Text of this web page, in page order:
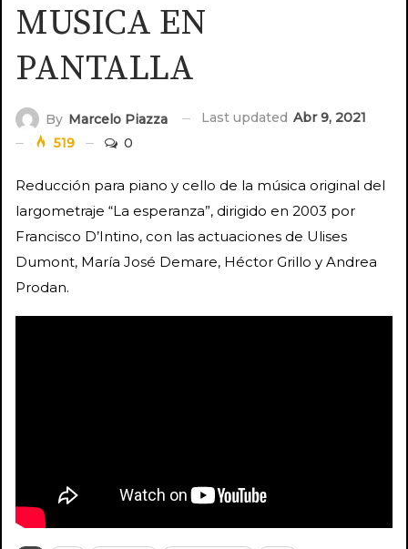
MUSICA EN
PANTALLA
By Marcelo Piazza Last updated Abr 9, 2021
519
0
Reducción para piano y cello de la música original del
largometraje “La esperanza”, dirigido en 2003 por
Francisco D’Intino, con las actuaciones de Ulises
Dumont, María José Demare, Héctor Grillo y Andrea
Prodan.